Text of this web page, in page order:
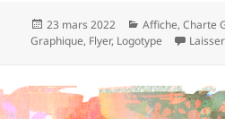
Publié
le
23 mars 2022 Catégories
Affiche,Charte
Graphique, Flyer, Logotype